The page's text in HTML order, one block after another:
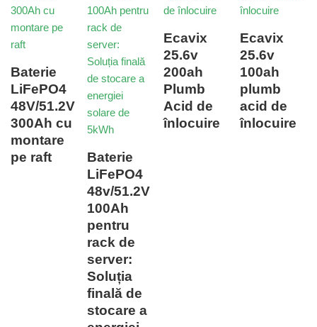
Baterie
LiFePO4
48V/51.2V
300Ah cu
montare
pe raft
Baterie
LiFePO4
48v/51.2V
100Ah
pentru
rack de
server:
Soluția
finală de
stocare a
Ecavix
25.6v
200ah
Plumb
Acid de
înlocuire
Ecavix
25.6v
100ah
plumb
acid de
înlocuire